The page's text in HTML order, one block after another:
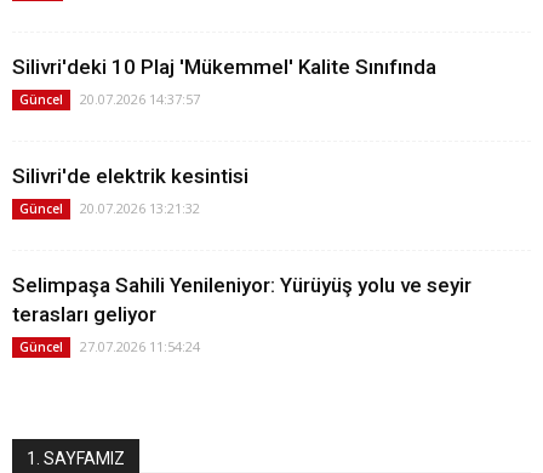
Silivri'deki 10 Plaj 'Mükemmel' Kalite Sınıfında
Güncel 20.07.2026 14:37:57
Silivri'de elektrik kesintisi
Güncel 20.07.2026 13:21:32
Selimpaşa Sahili Yenileniyor: Yürüyüş yolu ve seyir
terasları geliyor
Güncel 27.07.2026 11:54:24
1. SAYFAMIZ